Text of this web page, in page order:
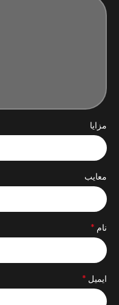
مزایا
معایب
نام *
ایمیل *